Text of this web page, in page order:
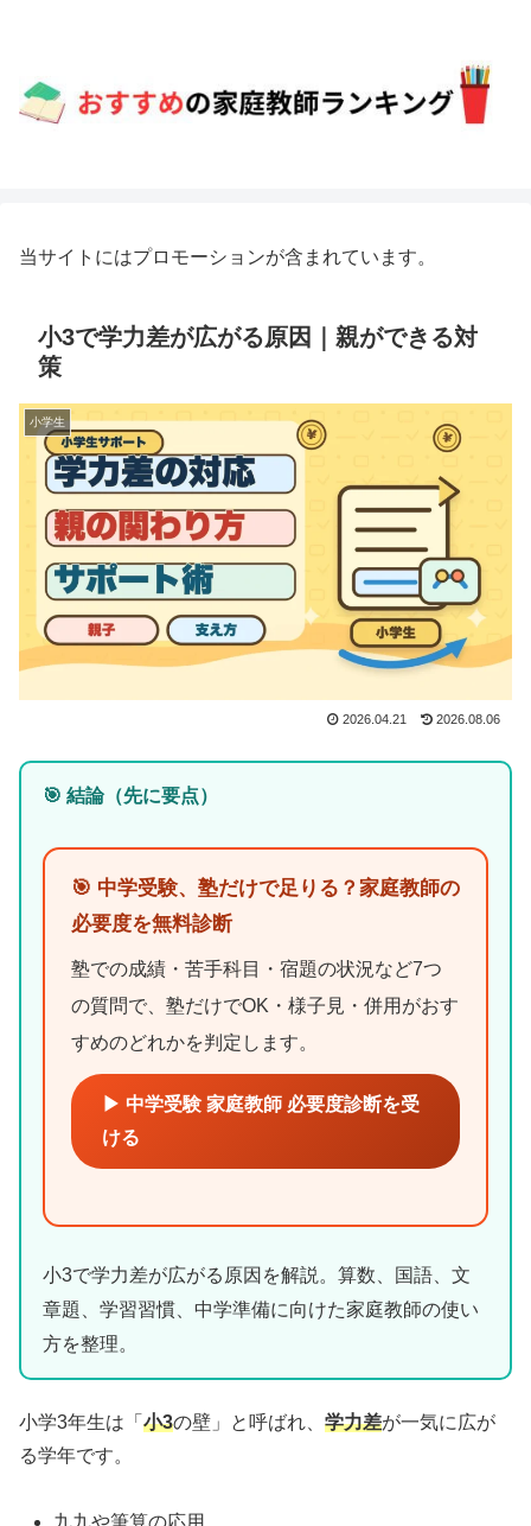
当サイトにはプロモーションが含まれています。
小3で学力差が広がる原因｜親ができる対
策
小学生
2026.04.21 2026.08.06
🎯 結論（先に要点）
🎯 中学受験、塾だけで足りる？家庭教師の
必要度を無料診断
塾での成績・苦手科目・宿題の状況など7つ
の質問で、塾だけでOK・様子見・併用がおす
すめのどれかを判定します。
▶ 中学受験 家庭教師 必要度診断を受
ける
小3で学力差が広がる原因を解説。算数、国語、文
章題、学習習慣、中学準備に向けた家庭教師の使い
方を整理。
小学3年生は「 小3の壁」と呼ばれ、 学力差が一気に広が
る学年です。